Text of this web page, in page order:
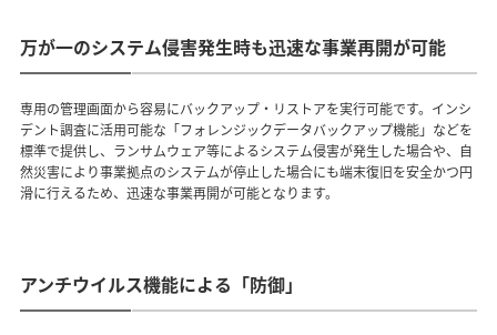
万が一のシステム侵害発生時も迅速な事業再開が可能
専用の管理画面から容易にバックアップ・リストアを実行可能です。インシ
デント調査に活用可能な「フォレンジックデータバックアップ機能」などを
標準で提供し、ランサムウェア等によるシステム侵害が発生した場合や、自
然災害により事業拠点のシステムが停止した場合にも端末復旧を安全かつ円
滑に行えるため、迅速な事業再開が可能となります。
アンチウイルス機能による「防御」